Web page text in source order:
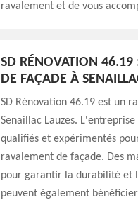
ravalement et de vous
SD RÉNOVATION 46.19
DE FAÇADE À
SD Rénovation 46.19 est un
Senaillac Lauzes.
qualifiés et expérimentés
ravalement de façade. Des
pour garantir la durabilité et
peuvent également